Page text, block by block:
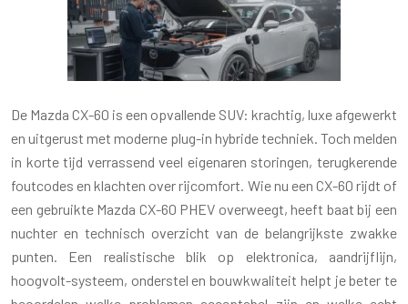
De Mazda CX-60 is een opvallende SUV: krachtig, luxe afgewerkt
en uitgerust met moderne plug-in hybride techniek. Toch melden
in korte tijd verrassend veel eigenaren storingen, terugkerende
foutcodes en klachten over rijcomfort. Wie nu een CX-60 rijdt of
een gebruikte Mazda CX-60 PHEV overweegt, heeft baat bij een
nuchter en technisch overzicht van de belangrijkste zwakke
punten. Een realistische blik op elektronica, aandrijflijn,
hoogvolt-systeem, onderstel en bouwkwaliteit helpt je beter te